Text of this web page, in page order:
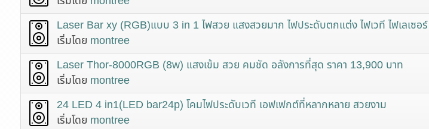
Laser Bar xy (RGB)แบบ 3 in 1 ไฟสวย แสงสวยมาก ไฟประดับตกแต่ง ไฟเวที ไฟเลเซอร์
เริ่มโดย montree
Laser Thor-8000RGB (8w) แสงเข้ม สวย คมชัด อลังการที่สุด ราคา 13,900 บาท
เริ่มโดย montree
24 LED 4 in1(LED bar24p) โคมไฟประดับเวที เอฟเฟกต์ที่หลากหลาย สวยงาม
เริ่มโดย montree